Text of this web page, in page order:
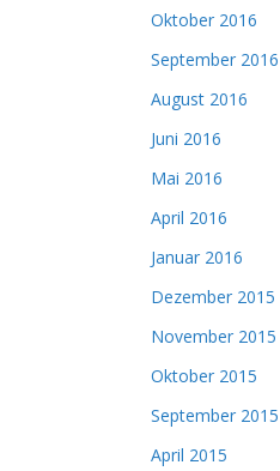
Oktober 2016
September 2016
August 2016
Juni 2016
Mai 2016
April 2016
Januar 2016
Dezember 2015
November 2015
Oktober 2015
September 2015
April 2015